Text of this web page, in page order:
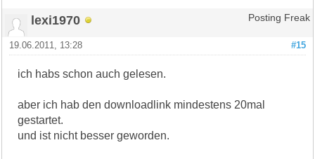
lexi1970 Posting Freak
#15
19.06.2011, 13:28
ich habs schon auch gelesen.
aber ich hab den downloadlink mindestens 20mal
gestartet.
und ist nicht besser geworden.